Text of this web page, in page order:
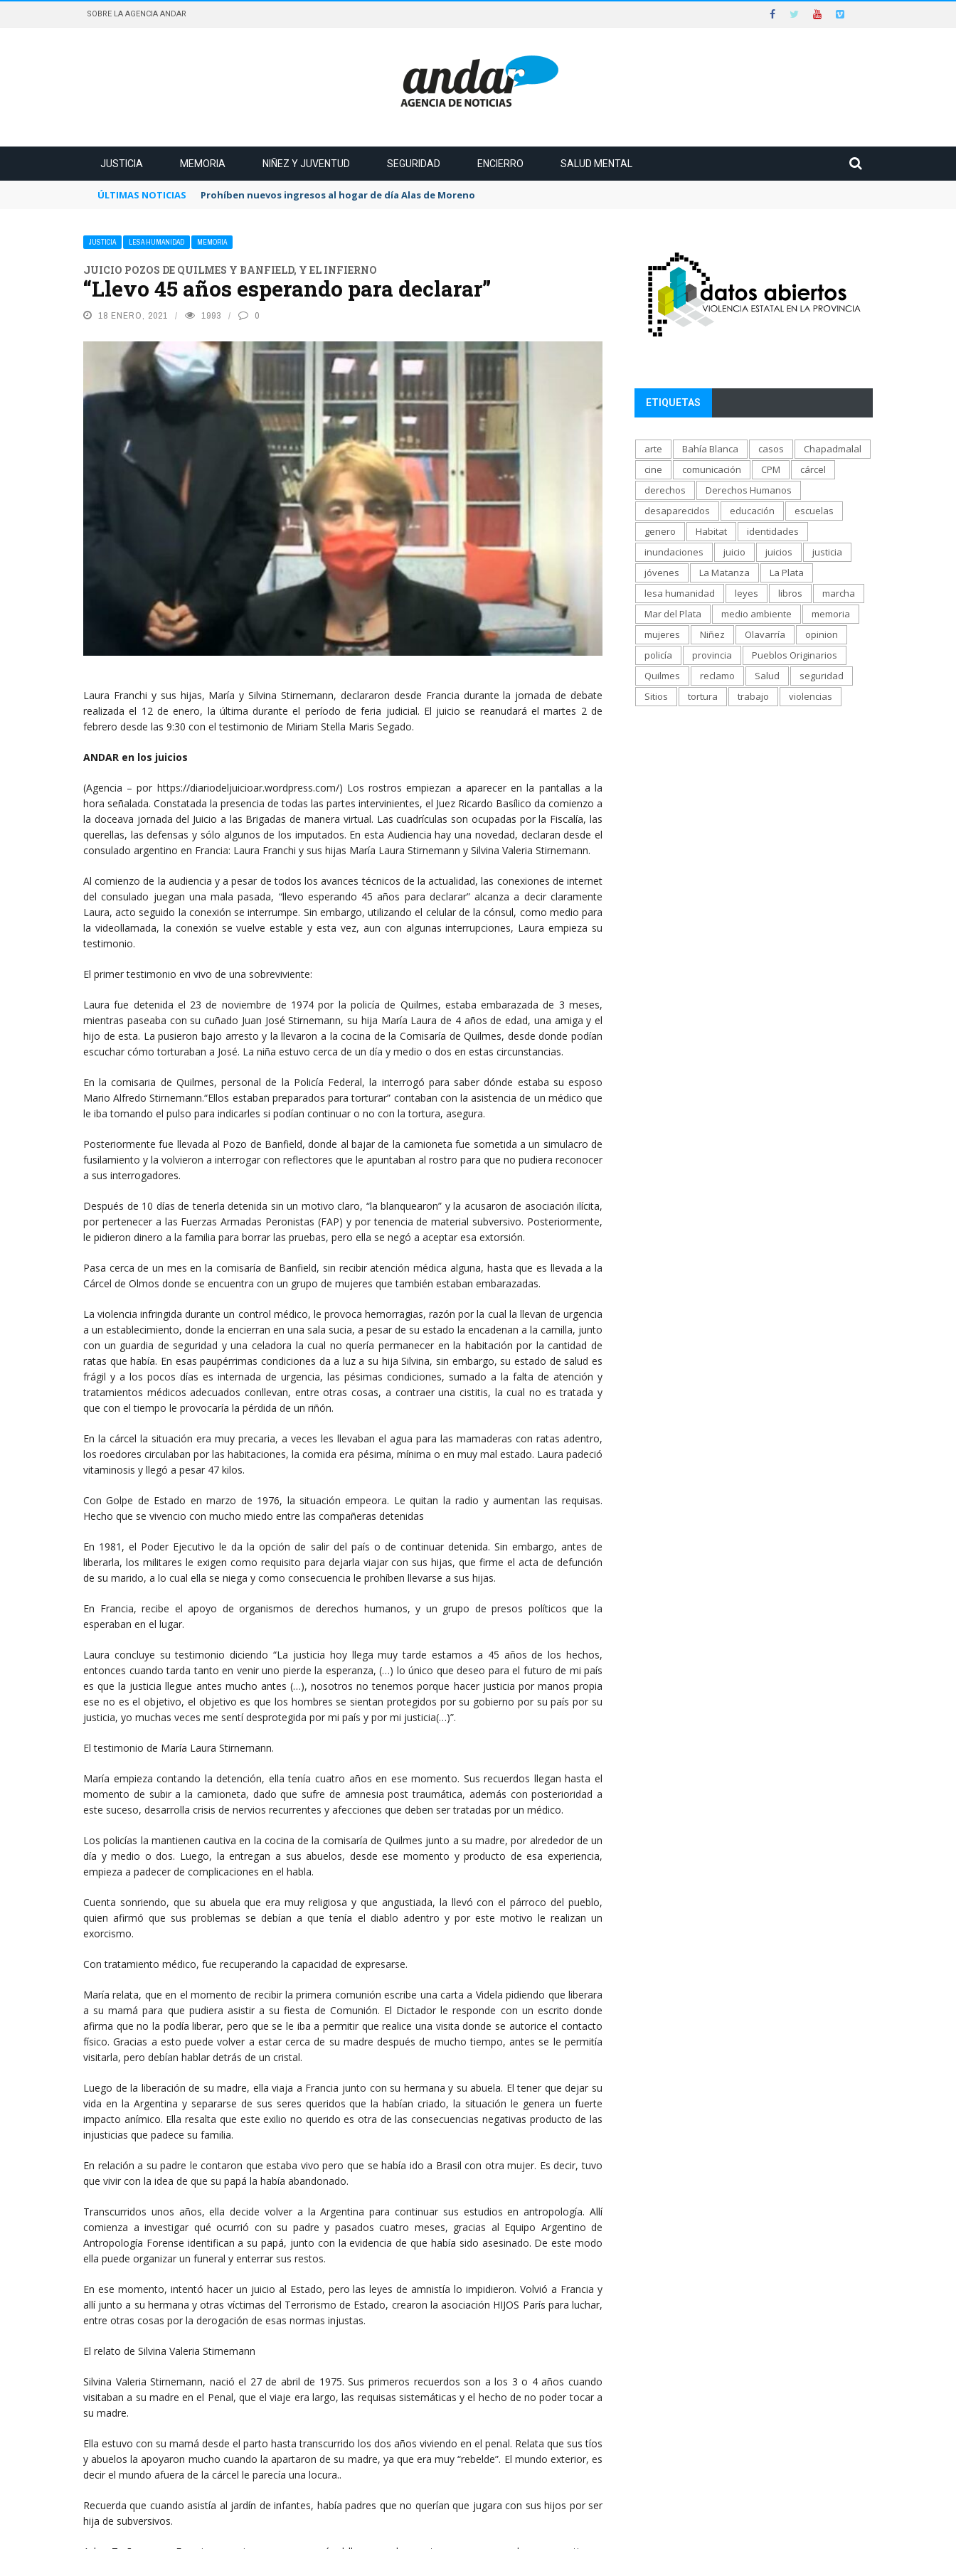
SOBRE LA AGENCIA ANDAR
JUSTICIA MEMORIA NIÑEZ Y JUVENTUD SEGURIDAD ENCIERRO SALUD MENTAL
ÚLTIMAS NOTICIAS Prohíben nuevos ingresos al hogar de día Alas de Moreno
JUSTICIA LESA HUMANIDAD MEMORIA
JUICIO POZOS DE QUILMES Y BANFIELD, Y EL INFIERNO
“Llevo 45 años esperando para declarar”
18 ENERO, 2021 1993 0
Laura Franchi y sus hijas, María y Silvina Stirnemann, declararon desde Francia durante la jornada de debate
realizada el 12 de enero, la última durante el período de feria judicial. El juicio se reanudará el martes 2 de
febrero desde las 9:30 con el testimonio de Miriam Stella Maris Segado.
ANDAR en los juicios
(Agencia – por https://diariodeljuicioar.wordpress.com/) Los rostros empiezan a aparecer en la pantallas a la
hora señalada. Constatada la presencia de todas las partes intervinientes, el Juez Ricardo Basílico da comienzo a
la doceava jornada del Juicio a las Brigadas de manera virtual. Las cuadrículas son ocupadas por la Fiscalía, las
querellas, las defensas y sólo algunos de los imputados. En esta Audiencia hay una novedad, declaran desde el
consulado argentino en Francia: Laura Franchi y sus hijas María Laura Stirnemann y Silvina Valeria Stirnemann.
Al comienzo de la audiencia y a pesar de todos los avances técnicos de la actualidad, las conexiones de internet
del consulado juegan una mala pasada, “llevo esperando 45 años para declarar” alcanza a decir claramente
Laura, acto seguido la conexión se interrumpe. Sin embargo, utilizando el celular de la cónsul, como medio para
la videollamada, la conexión se vuelve estable y esta vez, aun con algunas interrupciones, Laura empieza su
testimonio.
El primer testimonio en vivo de una sobreviviente:
Laura fue detenida el 23 de noviembre de 1974 por la policía de Quilmes, estaba embarazada de 3 meses,
mientras paseaba con su cuñado Juan José Stirnemann, su hija María Laura de 4 años de edad, una amiga y el
hijo de esta. La pusieron bajo arresto y la llevaron a la cocina de la Comisaría de Quilmes, desde donde podían
escuchar cómo torturaban a José. La niña estuvo cerca de un día y medio o dos en estas circunstancias.
En la comisaria de Quilmes, personal de la Policía Federal, la interrogó para saber dónde estaba su esposo
Mario Alfredo Stirnemann.“Ellos estaban preparados para torturar” contaban con la asistencia de un médico que
le iba tomando el pulso para indicarles si podían continuar o no con la tortura, asegura.
Posteriormente fue llevada al Pozo de Banfield, donde al bajar de la camioneta fue sometida a un simulacro de
fusilamiento y la volvieron a interrogar con reflectores que le apuntaban al rostro para que no pudiera reconocer
a sus interrogadores.
Después de 10 días de tenerla detenida sin un motivo claro, “la blanquearon” y la acusaron de asociación ilícita,
por pertenecer a las Fuerzas Armadas Peronistas (FAP) y por tenencia de material subversivo. Posteriormente,
le pidieron dinero a la familia para borrar las pruebas, pero ella se negó a aceptar esa extorsión.
Pasa cerca de un mes en la comisaría de Banfield, sin recibir atención médica alguna, hasta que es llevada a la
Cárcel de Olmos donde se encuentra con un grupo de mujeres que también estaban embarazadas.
La violencia infringida durante un control médico, le provoca hemorragias, razón por la cual la llevan de urgencia
a un establecimiento, donde la encierran en una sala sucia, a pesar de su estado la encadenan a la camilla, junto
con un guardia de seguridad y una celadora la cual no quería permanecer en la habitación por la cantidad de
ratas que había. En esas paupérrimas condiciones da a luz a su hija Silvina, sin embargo, su estado de salud es
frágil y a los pocos días es internada de urgencia, las pésimas condiciones, sumado a la falta de atención y
tratamientos médicos adecuados conllevan, entre otras cosas, a contraer una cistitis, la cual no es tratada y
que con el tiempo le provocaría la pérdida de un riñón.
En la cárcel la situación era muy precaria, a veces les llevaban el agua para las mamaderas con ratas adentro,
los roedores circulaban por las habitaciones, la comida era pésima, mínima o en muy mal estado. Laura padeció
vitaminosis y llegó a pesar 47 kilos.
Con Golpe de Estado en marzo de 1976, la situación empeora. Le quitan la radio y aumentan las requisas.
Hecho que se vivencio con mucho miedo entre las compañeras detenidas
En 1981, el Poder Ejecutivo le da la opción de salir del país o de continuar detenida. Sin embargo, antes de
liberarla, los militares le exigen como requisito para dejarla viajar con sus hijas, que firme el acta de defunción
de su marido, a lo cual ella se niega y como consecuencia le prohíben llevarse a sus hijas.
En Francia, recibe el apoyo de organismos de derechos humanos, y un grupo de presos políticos que la
esperaban en el lugar.
Laura concluye su testimonio diciendo “La justicia hoy llega muy tarde estamos a 45 años de los hechos,
entonces cuando tarda tanto en venir uno pierde la esperanza, (…) lo único que deseo para el futuro de mi país
es que la justicia llegue antes mucho antes (…), nosotros no tenemos porque hacer justicia por manos propia
ese no es el objetivo, el objetivo es que los hombres se sientan protegidos por su gobierno por su país por su
justicia, yo muchas veces me sentí desprotegida por mi país y por mi justicia(…)”.
El testimonio de María Laura Stirnemann.
María empieza contando la detención, ella tenía cuatro años en ese momento. Sus recuerdos llegan hasta el
momento de subir a la camioneta, dado que sufre de amnesia post traumática, además con posterioridad a
este suceso, desarrolla crisis de nervios recurrentes y afecciones que deben ser tratadas por un médico.
Los policías la mantienen cautiva en la cocina de la comisaría de Quilmes junto a su madre, por alrededor de un
día y medio o dos. Luego, la entregan a sus abuelos, desde ese momento y producto de esa experiencia,
empieza a padecer de complicaciones en el habla.
Cuenta sonriendo, que su abuela que era muy religiosa y que angustiada, la llevó con el párroco del pueblo,
quien afirmó que sus problemas se debían a que tenía el diablo adentro y por este motivo le realizan un
exorcismo.
Con tratamiento médico, fue recuperando la capacidad de expresarse.
María relata, que en el momento de recibir la primera comunión escribe una carta a Videla pidiendo que liberara
a su mamá para que pudiera asistir a su fiesta de Comunión. El Dictador le responde con un escrito donde
afirma que no la podía liberar, pero que se le iba a permitir que realice una visita donde se autorice el contacto
físico. Gracias a esto puede volver a estar cerca de su madre después de mucho tiempo, antes se le permitía
visitarla, pero debían hablar detrás de un cristal.
Luego de la liberación de su madre, ella viaja a Francia junto con su hermana y su abuela. El tener que dejar su
vida en la Argentina y separarse de sus seres queridos que la habían criado, la situación le genera un fuerte
impacto anímico. Ella resalta que este exilio no querido es otra de las consecuencias negativas producto de las
injusticias que padece su familia.
En relación a su padre le contaron que estaba vivo pero que se había ido a Brasil con otra mujer. Es decir, tuvo
que vivir con la idea de que su papá la había abandonado.
Transcurridos unos años, ella decide volver a la Argentina para continuar sus estudios en antropología. Allí
comienza a investigar qué ocurrió con su padre y pasados cuatro meses, gracias al Equipo Argentino de
Antropología Forense identifican a su papá, junto con la evidencia de que había sido asesinado. De este modo
ella puede organizar un funeral y enterrar sus restos.
En ese momento, intentó hacer un juicio al Estado, pero las leyes de amnistía lo impidieron. Volvió a Francia y
allí junto a su hermana y otras víctimas del Terrorismo de Estado, crearon la asociación HIJOS París para luchar,
entre otras cosas por la derogación de esas normas injustas.
El relato de Silvina Valeria Stirnemann
Silvina Valeria Stirnemann, nació el 27 de abril de 1975. Sus primeros recuerdos son a los 3 o 4 años cuando
visitaban a su madre en el Penal, que el viaje era largo, las requisas sistemáticas y el hecho de no poder tocar a
su madre.
Ella estuvo con su mamá desde el parto hasta transcurrido los dos años viviendo en el penal. Relata que sus tíos
y abuelos la apoyaron mucho cuando la apartaron de su madre, ya que era muy “rebelde”. El mundo exterior, es
decir el mundo afuera de la cárcel le parecía una locura..
Recuerda que cuando asistía al jardín de infantes, había padres que no querían que jugara con sus hijos por ser
hija de subversivos.
ETIQUETAS
arte Bahía Blanca casos
Chapadmalal
cine
comunicación CPM
cárcel
derechos
Derechos Humanos
desaparecidos
educación
escuelas
genero
Habitat
identidades
inundaciones
juicio juicios
justicia
jóvenes
La Matanza
La Plata
lesa humanidad
leyes libros
marcha
Mar del Plata
medio ambiente
memoria
mujeres
Niñez Olavarría
opinion
policía
provincia
Pueblos Originarios
Quilmes
reclamo Salud
seguridad
Sitios
tortura trabajo violencias